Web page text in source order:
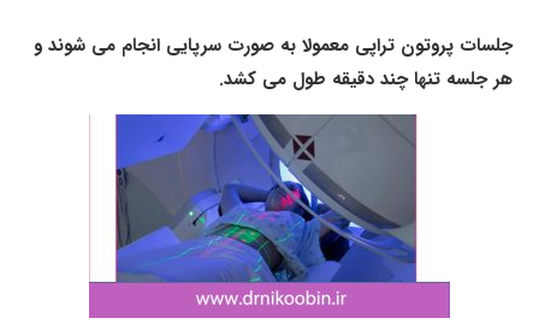
جلسات پروتون تراپی معمولا به صورت سرپایی انجام می شوند و
هر جلسه تنها چند دقیقه طول می کشد.